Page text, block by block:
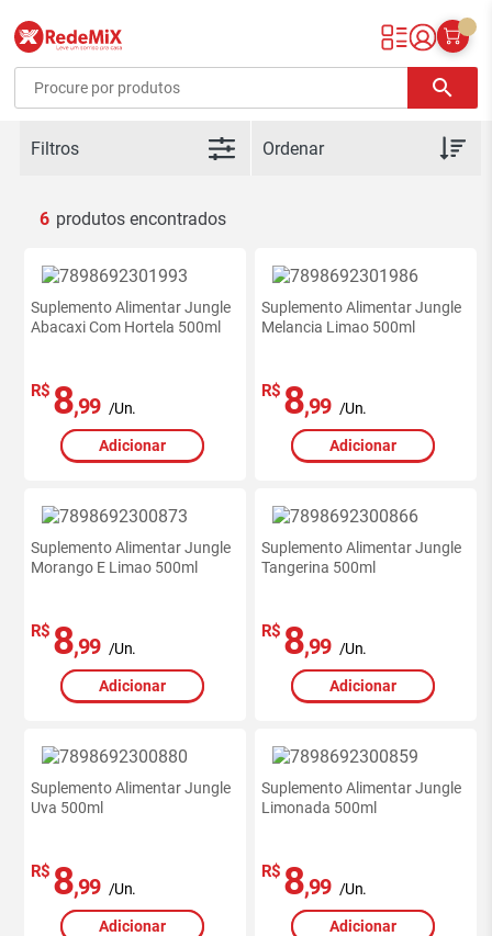
Redemix – Supermercado Online
search
Filtros
6
Suplemento Alimentar Jungle
Abacaxi Com Hortela 500ml
R$ 8,99 /Un.
Adicionar
Suplemento Alimentar Jungle
Melancia Limao 500ml
R$ 8,99 /Un.
Adicionar
Suplemento Alimentar Jungle
Morango E Limao 500ml
R$ 8,99 /Un.
Adicionar
Suplemento Alimentar Jungle
Tangerina 500ml
R$ 8,99 /Un.
Adicionar
Suplemento Alimentar Jungle
Uva 500ml
R$ 8,99 /Un.
Adicionar
Suplemento Alimentar Jungle
Limonada 500ml
R$ 8,99 /Un.
Adicionar